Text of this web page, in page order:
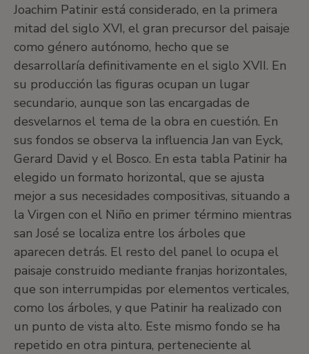
Joachim Patinir está considerado, en la primera
mitad del siglo XVI, el gran precursor del paisaje
como género autónomo, hecho que se
desarrollaría definitivamente en el siglo XVII. En
su producción las figuras ocupan un lugar
secundario, aunque son las encargadas de
desvelarnos el tema de la obra en cuestión. En
sus fondos se observa la influencia Jan van Eyck,
Gerard David y el Bosco. En esta tabla Patinir ha
elegido un formato horizontal, que se ajusta
mejor a sus necesidades compositivas, situando a
la Virgen con el Niño en primer término mientras
san José se localiza entre los árboles que
aparecen detrás. El resto del panel lo ocupa el
paisaje construido mediante franjas horizontales,
que son interrumpidas por elementos verticales,
como los árboles, y que Patinir ha realizado con
un punto de vista alto. Este mismo fondo se ha
repetido en otra pintura, perteneciente al